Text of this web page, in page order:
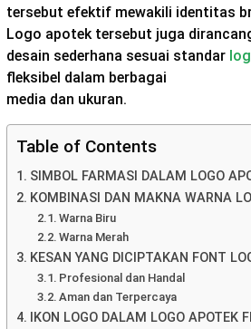
tersebut efektif mewakili identitas
Logo apotek tersebut juga
desain sederhana sesuai standar
fleksibel dalam berbagai
media dan ukuran.
Table of Contents
SIMBOL FARMASI DALAM LOGO
KOMBINASI DAN MAKNA WARNA
Warna Biru
Warna Merah
KESAN YANG DICIPTAKAN FONT
Profesional dan Handal
Aman dan Terpercaya
IKON LOGO DALAM LOGO APOTEK